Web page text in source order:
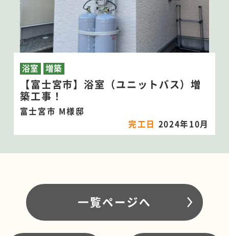
浴室 増築
【富士宮市】浴室（ユニットバス）増
築工事！
富士宮市 M様邸
完工日 2024年10月
一覧ページへ